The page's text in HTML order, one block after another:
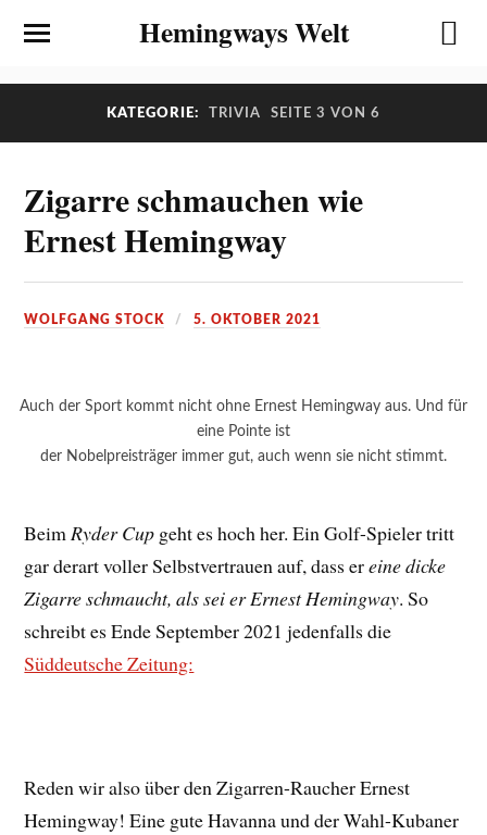
Hemingways Welt
KATEGORIE: TRIVIA SEITE 3 VON 6
Zigarre schmauchen wie
Ernest Hemingway
WOLFGANG STOCK 5. OKTOBER 2021
Auch der Sport kommt nicht ohne Ernest Hemingway aus. Und für
eine Pointe ist
der Nobelpreisträger immer gut, auch wenn sie nicht stimmt.
BeimRyder Cup geht es hoch her. Ein Golf-Spieler tritt
gar derart voller Selbstvertrauen auf, dass ereine dicke
Zigarre schmaucht, als sei er Ernest Hemingway. So
schreibt es Ende September 2021 jedenfalls die
Süddeutsche Zeitung:
Reden wir also über den Zigarren-Raucher Ernest
Hemingway! Eine gute Havanna und der Wahl-Kubaner